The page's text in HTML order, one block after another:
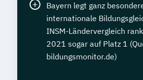
Bayern legt ganz
internationale
INSM-Ländervergleich
2021 sogar auf Platz 1
bildungsmonitor.de)